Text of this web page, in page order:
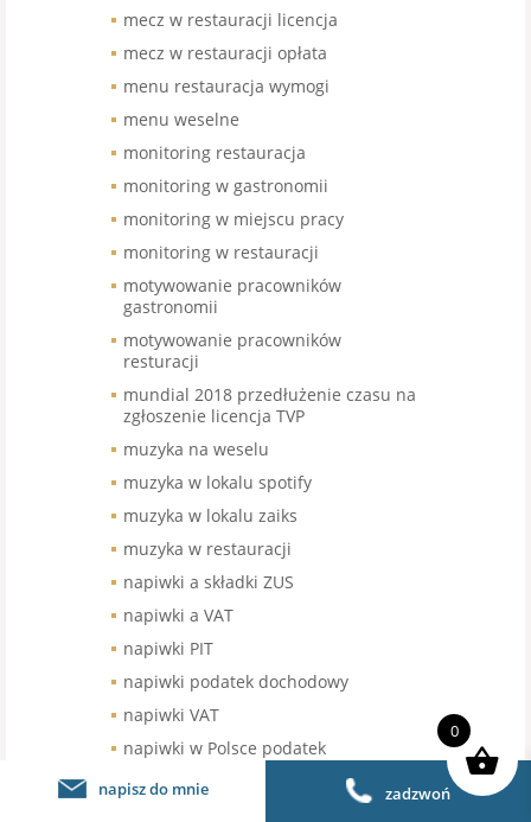
mecz w restauracji licencja
mecz w restauracji opłata
menu restauracja wymogi
menu weselne
monitoring restauracja
monitoring w gastronomii
monitoring w miejscu pracy
monitoring w restauracji
motywowanie pracowników
gastronomii
motywowanie pracowników
resturacji
mundial 2018 przedłużenie czasu na
zgłoszenie licencja TVP
muzyka na weselu
muzyka w lokalu spotify
muzyka w lokalu zaiks
muzyka w restauracji
napiwki a składki ZUS
napiwki a VAT
napiwki PIT
napiwki podatek dochodowy
napiwki VAT
napiwki w Polsce podatek
nieuczciwa reklama gastronomia
napisz do mnie zadzwoń
0